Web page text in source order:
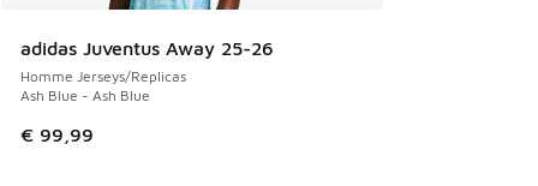
adidas Juventus Away 25-26
Homme Jerseys/Replicas
Ash Blue - Ash Blue
€ 99,99